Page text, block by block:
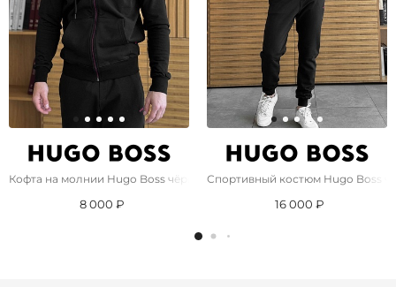
Кофта на молнии Hugo Boss чёрного цвета
8 000 ₽
Спортивный костюм Hugo Boss
16 000 ₽